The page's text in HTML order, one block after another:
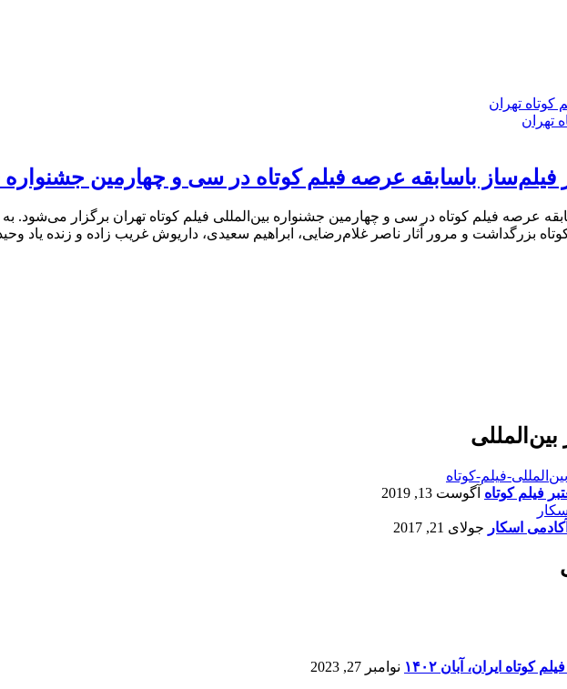
تهران
باسابقه عرصه فیلم کوتاه در سی و چهارمین جشنواره
عرصه فیلم کوتاه در سی و چهارمین جشنواره بین‌المللی فیلم کوتاه تهران برگزار
بزرگداشت و مرور آثار ناصر غلام‌رضایی، ابراهیم سعیدی، داریوش غریب زاده و زنده یاد
فیلم کوتاه آگوست 13, 2019
اسکار جولای 21, 2017
ایران، آبان ۱۴۰۲ نوامبر 27, 2023